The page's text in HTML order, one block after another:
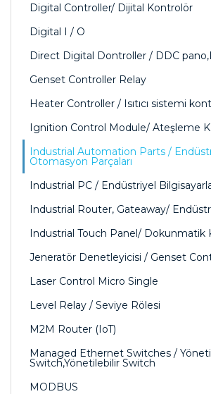
Digital Controller/ Dijital Kontrolör
Digital I / O
Direct Digital Dontroller / DDC
Genset Controller Relay
Heater Controller / Isıtıcı sistemi
Ignition Control Module/ Ateşleme
Industrial Automation Parts /
Otomasyon Parçaları
Industrial PC / Endüstriyel
Industrial Router, Gateaway/
Industrial Touch Panel/ Dokunmatik
Jeneratör Denetleyicisi / Genset
Laser Control Micro Single
Level Relay / Seviye Rölesi
M2M Router (IoT)
Managed Ethernet Switches /
Switch,Yönetilebilir Switch
MODBUS